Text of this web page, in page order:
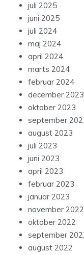
juli 2025
juni 2025
juli 2024
maj 2024
april 2024
marts 2024
februar 2024
december 2023
oktober 2023
september
august 2023
juli 2023
juni 2023
april 2023
februar 2023
januar 2023
november 2022
oktober 2022
september
august 2022